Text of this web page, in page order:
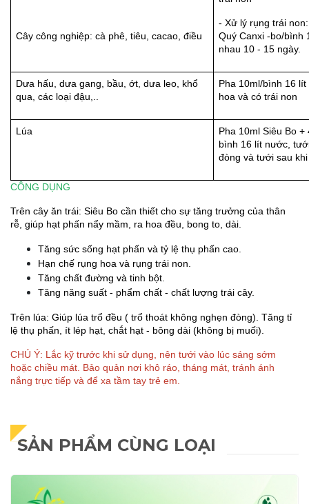
Cây công nghiệp: cà phê, tiêu, cacao, điều
- Xử lý rụng trái
Quý Canxi -bo/bình
nhau 10 - 15 ngày.
Dưa hấu, dưa gang, bầu, ớt, dưa leo, khổ
qua, các loại đậu,..
Pha 10ml/bình 16
hoa và có trái non
Lúa
Pha 10ml Siêu Bo
bình 16 lít nước,
đòng và tưới sau
CÔNG DỤNG
Trên cây ăn trái: Siêu Bo cần thiết cho sự tăng trưởng của thân
rễ, giúp hạt phấn nẩy mầm, ra hoa đều, bong to, dài.
Tăng sức sống hạt phấn và tỷ lệ thụ phấn cao.
Hạn chế rụng hoa và rụng trái non.
Tăng chất đường và tinh bột.
Tăng năng suất - phẩm chất - chất lượng trái cây.
Trên lúa: Giúp lúa trổ đều ( trổ thoát không nghẹn đòng). Tăng tỉ
lệ thụ phấn, ít lép hạt, chắt hạt - bông dài (không bị muối).
CHÚ Ý: Lắc kỹ trước khi sử dụng, nên tưới vào lúc sáng sớm
hoặc chiều mát. Bảo quản nơi khô ráo, tháng mát, tránh ánh
nắng trực tiếp và để xa tầm tay trẻ em.
SẢN PHẨM CÙNG LOẠI